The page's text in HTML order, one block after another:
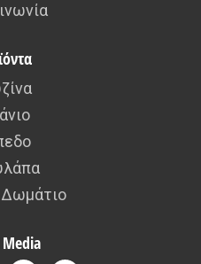
Δωμάτιο
Media